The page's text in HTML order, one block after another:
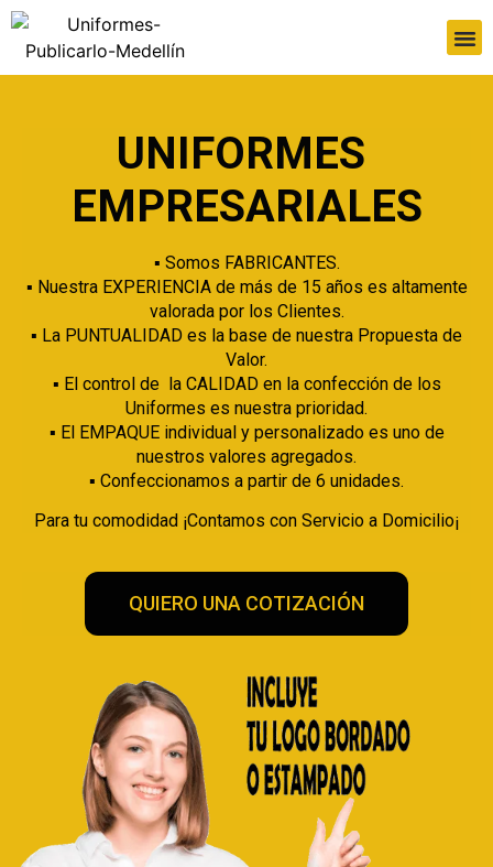
UNIFORMES
EMPRESARIALES
▪️ Somos FABRICANTES.
▪️ Nuestra EXPERIENCIA de más de 15 años es altamente
valorada por los Clientes.
▪️ La PUNTUALIDAD es la base de nuestra Propuesta de
Valor.
▪️ El control de la CALIDAD en la confección de los
Uniformes es nuestra prioridad.
▪️ El EMPAQUE individual y personalizado es uno de
nuestros valores agregados.
▪️ Confeccionamos a partir de 6 unidades.
Para tu comodidad ¡Contamos con Servicio a Domicilio¡
QUIERO UNA COTIZACIÓN